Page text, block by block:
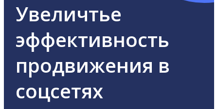
Увеличтье
эффективность
продвижения в
соцсетях